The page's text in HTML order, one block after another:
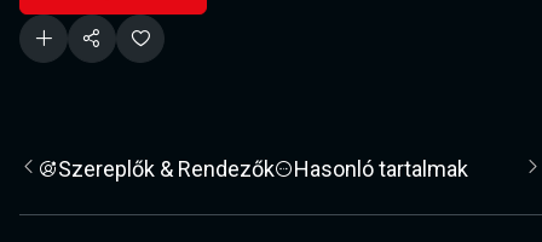
Szereplők & Rendezők Hasonló tartalmak